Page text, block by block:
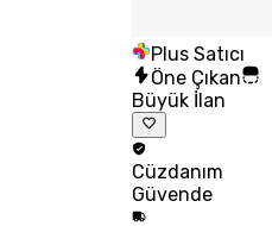
Plus Satıcı
Öne Çıkan
Büyük İlan
Cüzdanım
Güvende